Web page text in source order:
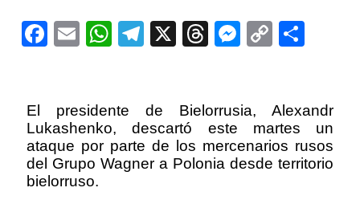
Facebook
EmailWhatsApp
Telegram
X ThreadsCopy
El presidente de Bielorrusia, Alexandr
Lukashenko, descartó este martes un
ataque por parte de los mercenarios rusos
del Grupo Wagner a Polonia desde territorio
bielorruso.